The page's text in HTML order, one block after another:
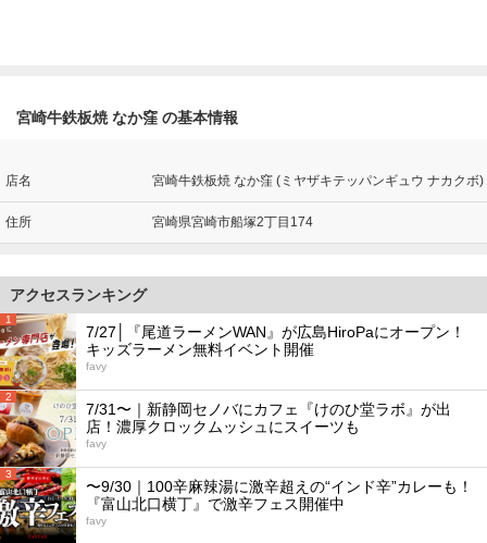
宮崎牛鉄板焼 なか窪 の基本情報
店名 宮崎牛鉄板焼 なか窪 (ミヤザキテッパンギュウ ナカクボ)
住所 宮崎県宮崎市船塚2丁目174
アクセスランキング
1
7/27│『尾道ラーメンWAN』が広島HiroPaにオープン！
キッズラーメン無料イベント開催
favy
2
7/31〜｜新静岡セノバにカフェ『けのひ堂ラボ』が出
店！濃厚クロックムッシュにスイーツも
favy
3
〜9/30｜100辛麻辣湯に激辛超えの“インド辛”カレーも！
『富山北口横丁』で激辛フェス開催中
favy